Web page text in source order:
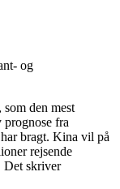
og
den mest
prognose fra
bragt. Kina vil på
rejsende
Det skriver